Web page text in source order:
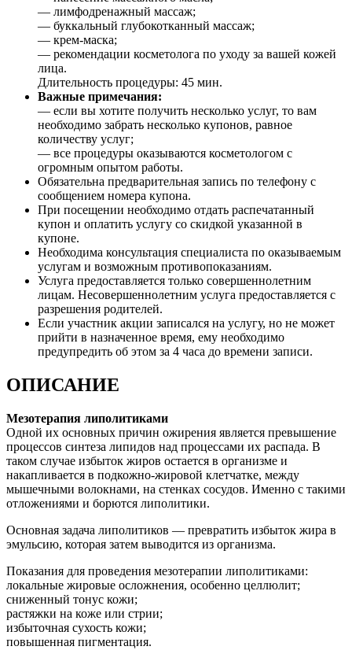
— лимфодренажный массаж;
— буккальный глубокотканный массаж;
— крем-маска;
— рекомендации косметолога по уходу за вашей кожей
лица.
Длительность процедуры: 45 мин.
Важные примечания:
— если вы хотите получить несколько услуг, то вам
необходимо забрать несколько купонов, равное
количеству услуг;
— все процедуры оказываются косметологом с
огромным опытом работы.
Обязательна предварительная запись по телефону с
сообщением номера купона.
При посещении необходимо отдать распечатанный
купон и оплатить услугу со скидкой указанной в
купоне.
Необходима консультация специалиста по оказываемым
услугам и возможным противопоказаниям.
Услуга предоставляется только совершеннолетним
лицам. Несовершеннолетним услуга предоставляется с
разрешения родителей.
Если участник акции записался на услугу, но не может
прийти в назначенное время, ему необходимо
предупредить об этом за 4 часа до времени записи.
ОПИСАНИЕ
Мезотерапия липолитиками
Одной их основных причин ожирения является превышение
процессов синтеза липидов над процессами их распада. В
таком случае избыток жиров остается в организме и
накапливается в подкожно-жировой клетчатке, между
мышечными волокнами, на стенках сосудов. Именно с такими
отложениями и борются липолитики.
Основная задача липолитиков — превратить избыток жира в
эмульсию, которая затем выводится из организма.
Показания для проведения мезотерапии липолитиками:
локальные жировые осложнения, особенно целлюлит;
сниженный тонус кожи;
растяжки на коже или стрии;
избыточная сухость кожи;
повышенная пигментация.